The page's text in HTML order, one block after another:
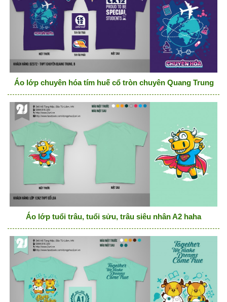
Áo lớp chuyên hóa tím huế cổ tròn chuyên Quang Trung
Áo lớp tuổi trâu, tuổi sửu, trâu siêu nhân A2 haha